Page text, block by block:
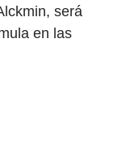
será
en las